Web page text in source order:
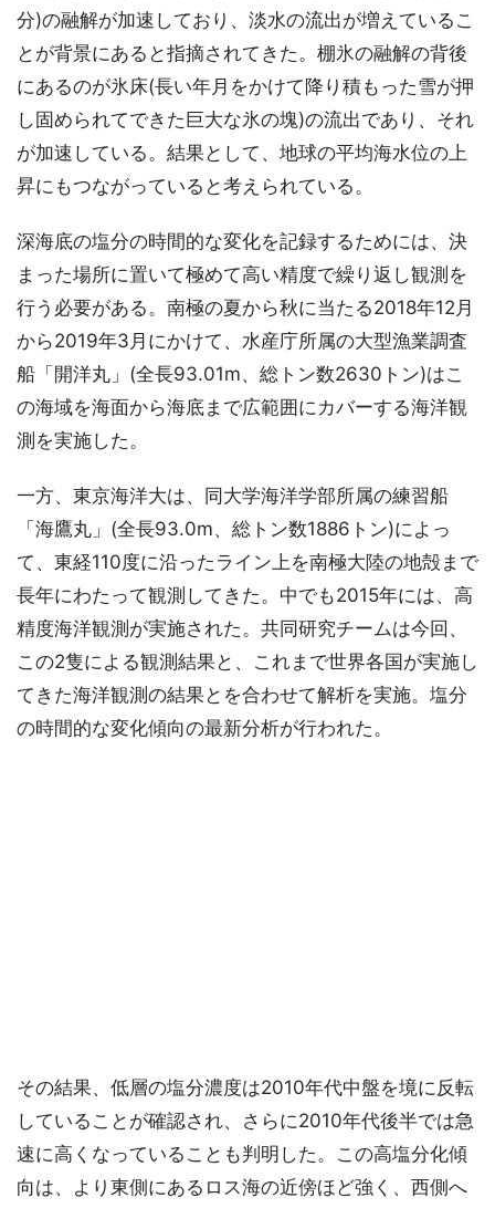
分)の融解が加速しており、淡水の流出が増えているこ
とが背景にあると指摘されてきた。棚氷の融解の背後
にあるのが氷床(長い年月をかけて降り積もった雪が押
し固められてできた巨大な氷の塊)の流出であり、それ
が加速している。結果として、地球の平均海水位の上
昇にもつながっていると考えられている。
深海底の塩分の時間的な変化を記録するためには、決
まった場所に置いて極めて高い精度で繰り返し観測を
行う必要がある。南極の夏から秋に当たる2018年12月
から2019年3月にかけて、水産庁所属の大型漁業調査
船「開洋丸」(全長93.01m、総トン数2630トン)はこ
の海域を海面から海底まで広範囲にカバーする海洋観
測を実施した。
一方、東京海洋大は、同大学海洋学部所属の練習船
「海鷹丸」(全長93.0m、総トン数1886トン)によっ
て、東経110度に沿ったライン上を南極大陸の地殻まで
長年にわたって観測してきた。中でも2015年には、高
精度海洋観測が実施された。共同研究チームは今回、
この2隻による観測結果と、これまで世界各国が実施し
てきた海洋観測の結果とを合わせて解析を実施。塩分
の時間的な変化傾向の最新分析が行われた。
その結果、低層の塩分濃度は2010年代中盤を境に反転
していることが確認され、さらに2010年代後半では急
速に高くなっていることも判明した。この高塩分化傾
向は、より東側にあるロス海の近傍ほど強く、西側へ